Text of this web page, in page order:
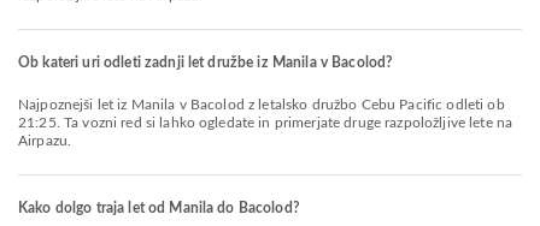
Ob kateri uri odleti zadnji let družbe iz Manila v Bacolod?
Najpoznejši let iz Manila v Bacolod z letalsko družbo Cebu Pacific odleti ob
21:25. Ta vozni red si lahko ogledate in primerjate druge razpoložljive lete na
Airpazu.
Kako dolgo traja let od Manila do Bacolod?